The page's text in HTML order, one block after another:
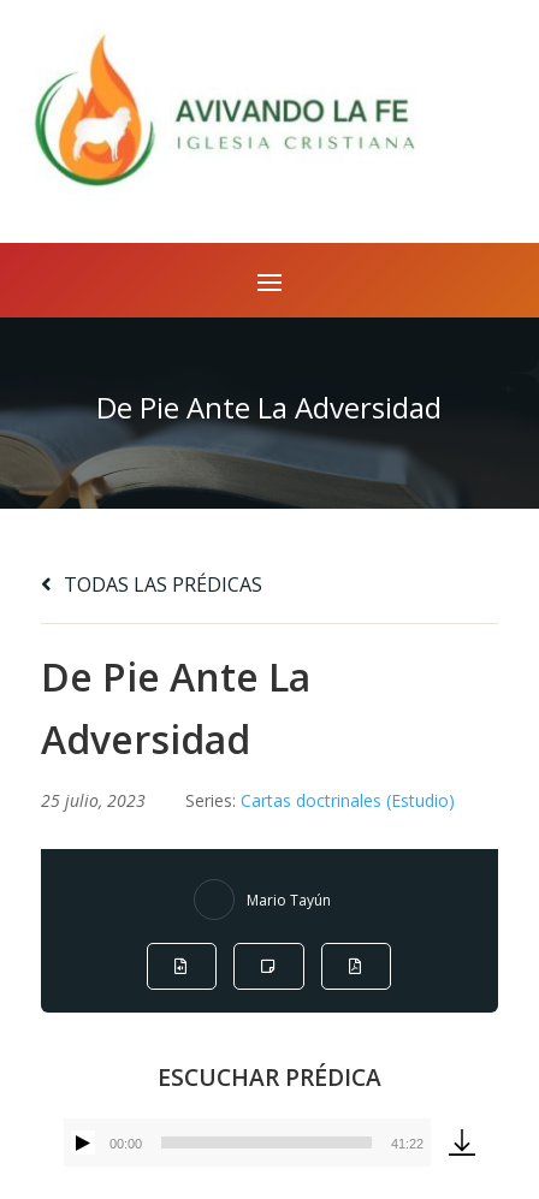
De Pie Ante La Adversidad
TODAS LAS PRÉDICAS
De Pie Ante La
Adversidad
25 julio, 2023 Series: Cartas doctrinales (Estudio)
Mario Tayún
ESCUCHAR PRÉDICA
Reproductor
00:00 41:22